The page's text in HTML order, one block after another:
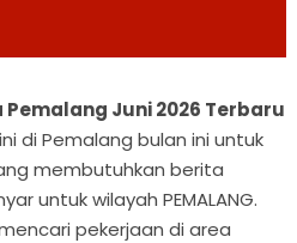
Juni 2026 Terbaru
di Pemalang bulan ini untuk
membutuhkan berita
untuk wilayah PEMALANG.
pekerjaan di area